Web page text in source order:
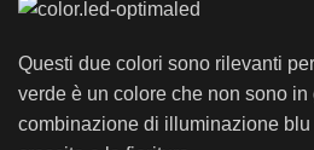
Questi due colori sono rilevanti
verde è un colore che non sono
combinazione di illuminazione blu